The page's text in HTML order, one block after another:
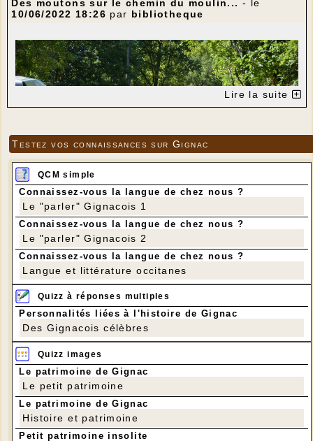
Des moutons sur le chemin du moulin... - le
10/06/2022 18:26 par bibliotheque
Il y avait bien longtemps que la colline du moulin
n'avait pas été gravie par un troupeau de moutons...
En cette fin d'après-midi les voilà qui changent de
pâturage, qui passent du site d'Ecaussystème au
site du moulin. D'énormes changements toutefois
comme en témoignent ces trois photos ! Il y avait
bien un berger à pied devant le troupeau, mais le 2e
berger était en voiture... Et le chemin est
aujourd'hui goudronné !
Lire la suite
Testez vos connaissances sur Gignac
QCM simple
Connaissez-vous la langue de chez nous ?
Le "parler" Gignacois 1
Connaissez-vous la langue de chez nous ?
Le "parler" Gignacois 2
Connaissez-vous la langue de chez nous ?
Langue et littérature occitanes
Quizz à réponses multiples
Personnalités liées à l'histoire de Gignac
Des Gignacois célèbres
Quizz images
Le patrimoine de Gignac
Le petit patrimoine
Le patrimoine de Gignac
Histoire et patrimoine
Petit patrimoine insolite